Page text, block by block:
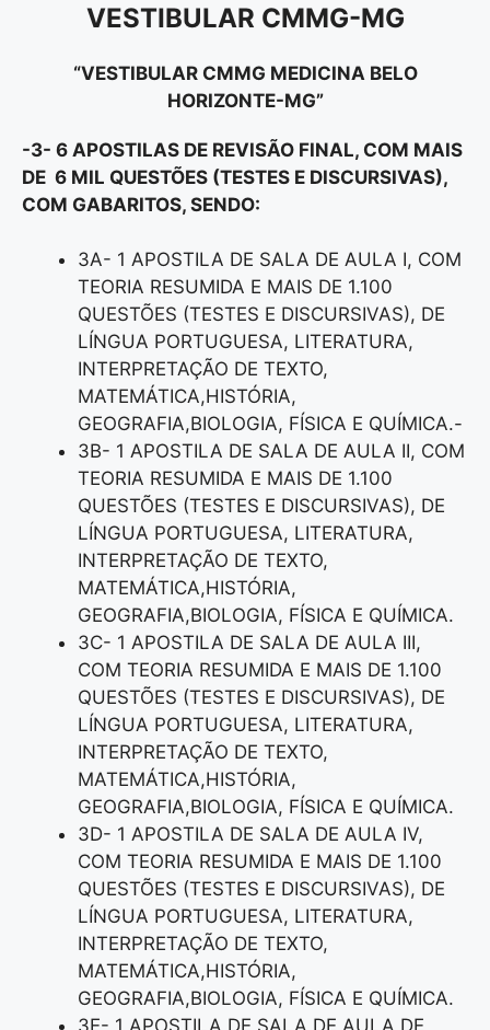
VESTIBULAR CMMG-MG
“VESTIBULAR CMMG MEDICINA BELO
HORIZONTE-MG”
-3- 6 APOSTILAS DE REVISÃO FINAL, COM MAIS
DE 6 MIL QUESTÕES (TESTES E DISCURSIVAS),
COM GABARITOS, SENDO:
3A- 1 APOSTILA DE SALA DE AULA I, COM
TEORIA RESUMIDA E MAIS DE 1.100
QUESTÕES (TESTES E DISCURSIVAS), DE
LÍNGUA PORTUGUESA, LITERATURA,
INTERPRETAÇÃO DE TEXTO,
MATEMÁTICA,HISTÓRIA,
GEOGRAFIA,BIOLOGIA, FÍSICA E QUÍMICA.-
3B- 1 APOSTILA DE SALA DE AULA II, COM
TEORIA RESUMIDA E MAIS DE 1.100
QUESTÕES (TESTES E DISCURSIVAS), DE
LÍNGUA PORTUGUESA, LITERATURA,
INTERPRETAÇÃO DE TEXTO,
MATEMÁTICA,HISTÓRIA,
GEOGRAFIA,BIOLOGIA, FÍSICA E QUÍMICA.
3C- 1 APOSTILA DE SALA DE AULA III,
COM TEORIA RESUMIDA E MAIS DE 1.100
QUESTÕES (TESTES E DISCURSIVAS), DE
LÍNGUA PORTUGUESA, LITERATURA,
INTERPRETAÇÃO DE TEXTO,
MATEMÁTICA,HISTÓRIA,
GEOGRAFIA,BIOLOGIA, FÍSICA E QUÍMICA.
3D- 1 APOSTILA DE SALA DE AULA IV,
COM TEORIA RESUMIDA E MAIS DE 1.100
QUESTÕES (TESTES E DISCURSIVAS), DE
LÍNGUA PORTUGUESA, LITERATURA,
INTERPRETAÇÃO DE TEXTO,
MATEMÁTICA,HISTÓRIA,
GEOGRAFIA,BIOLOGIA, FÍSICA E QUÍMICA.